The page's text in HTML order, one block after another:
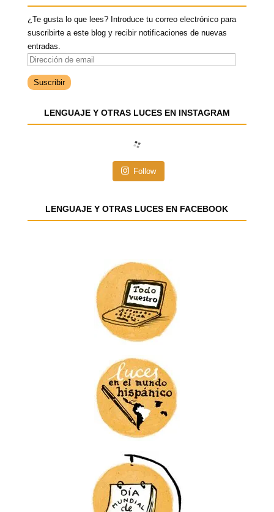
¿Te gusta lo que lees? Introduce tu correo electrónico para
suscribirte a este blog y recibir notificaciones de nuevas
entradas.
D
r
c
m
LENGUAJE Y OTRAS LUCES EN INSTAGRAM
Follow
LENGUAJE Y OTRAS LUCES EN FACEBOOK